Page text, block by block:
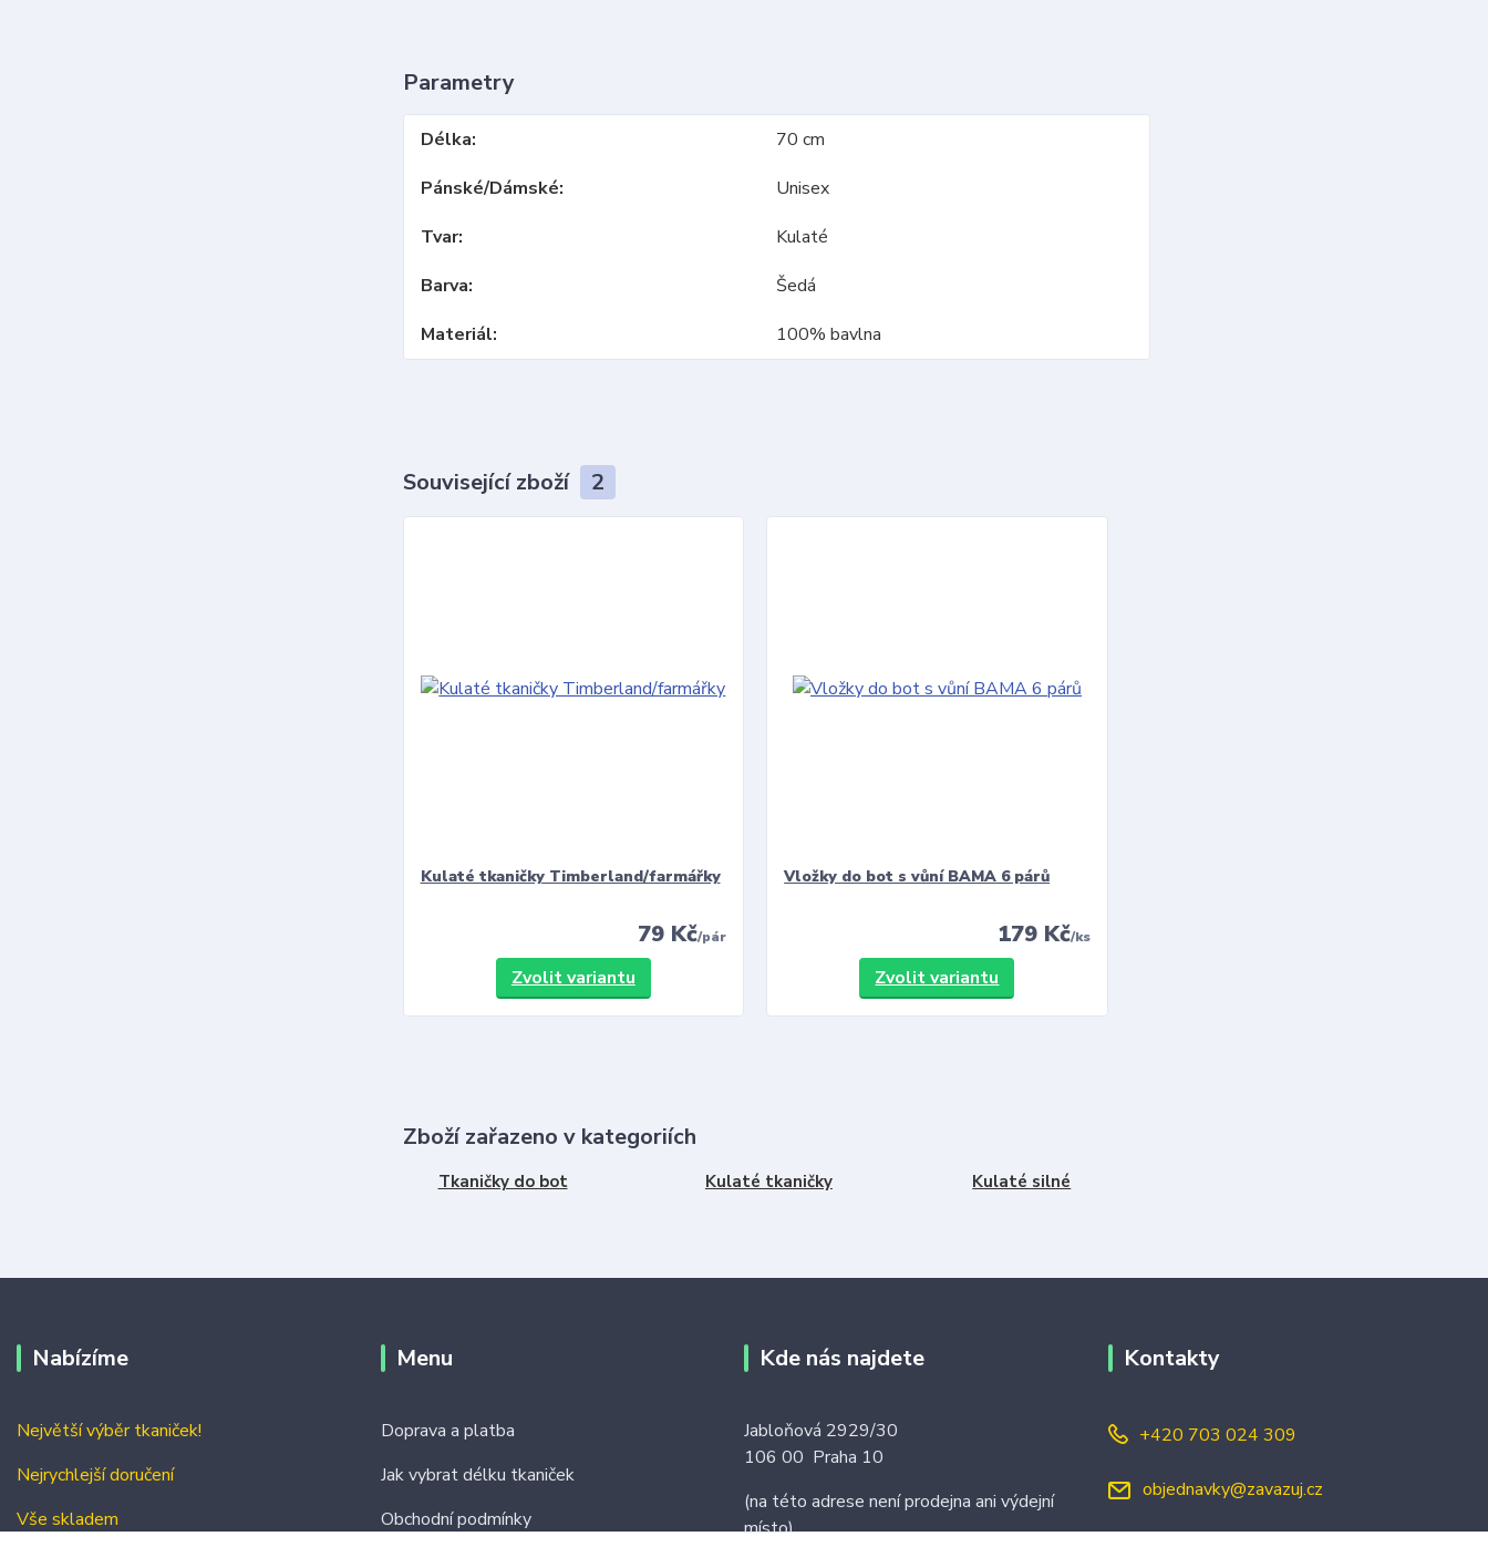
Parametry
Délka
70 cm
Pánské/Dámské
Unisex
Tvar
Kulaté
Barva
Šedá
Materiál
100% bavlna
Související zboží 2
Kulaté tkaničky Timberland/farmářky
79 Kč/pár
Zvolit variantu
Vložky do bot s vůní BAMA 6 párů
179 Kč/ks
Zvolit variantu
Zboží zařazeno v kategoriích
Tkaničky do bot Kulaté tkaničky Kulaté silné
Nabízíme
Největší výběr tkaniček!
Nejrychlejší doručení
Vše skladem
Menu
Doprava a platba
Jak vybrat délku tkaniček
Obchodní podmínky
Kde nás najdete
Jabloňová 2929/30
106 00 Praha 10
(na této adrese není prodejna ani výdejní
místo)
Kontakty
+420 703 024 309
objednavky@zavazuj.cz